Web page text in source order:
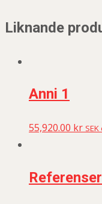
Liknande
Anni 1
55,920.00 kr